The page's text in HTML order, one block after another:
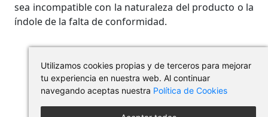
Utilizamos cookies propias y de terceros para mejorar
tu experiencia en nuestra web. Al continuar
navegando aceptas nuestra Política de Cookies
sea incompatible con la naturaleza del producto o la
índole de la falta de conformidad.